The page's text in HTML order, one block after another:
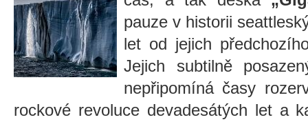
pauze v historii
let od jejich
Jejich subtilně
nepřipomíná časy
rockové revoluce devadesátých let a